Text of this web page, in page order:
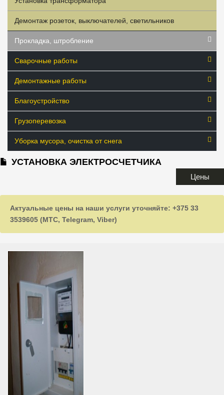
Демонтаж розеток, выключателей, светильников
Прокладка, штробление
Сварочные работы
Демонтажные работы
Благоустройство
Грузоперевозка
Уборка мусора, очистка от снега
УСТАНОВКА ЭЛЕКТРОСЧЕТЧИКА
Цены
Актуальные цены на наши услуги уточняйте: +375 33
3539605 (МТС, Telegram, Viber)